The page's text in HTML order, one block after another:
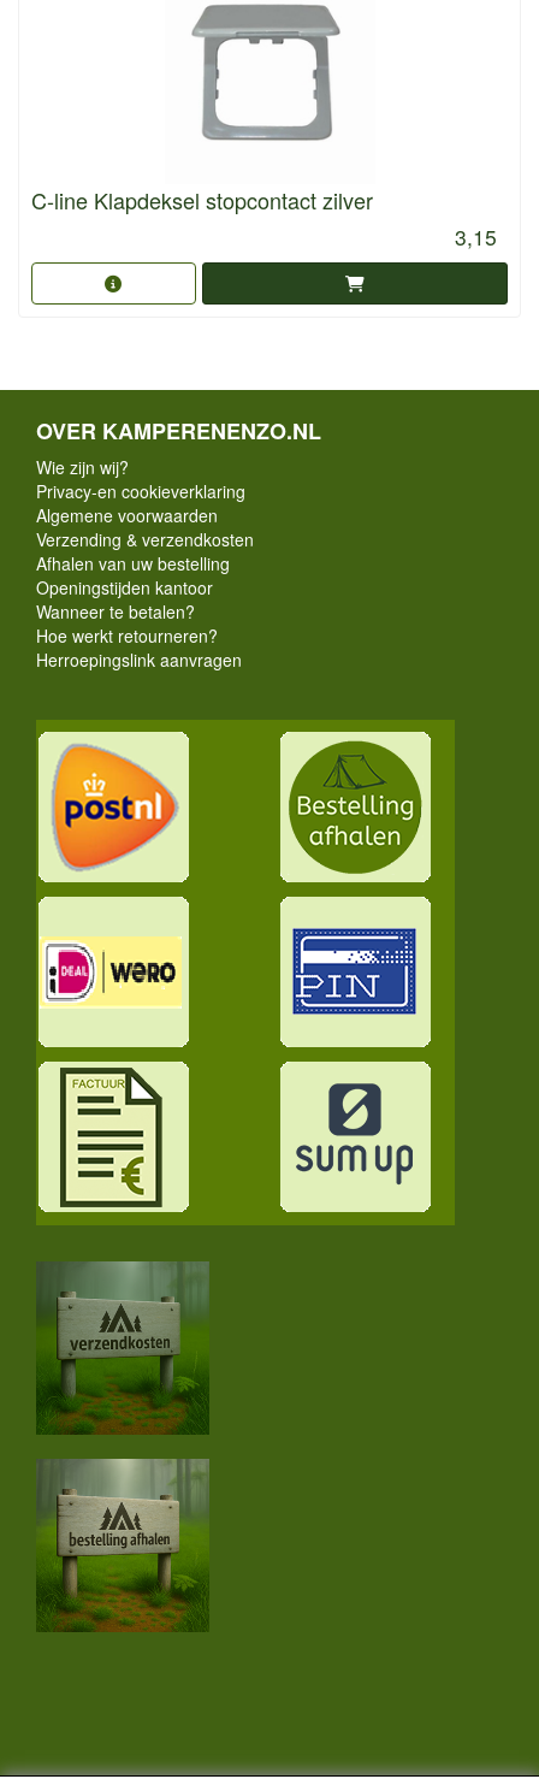
C-line Klapdeksel stopcontact zilver
3,15
OVER KAMPERENENZO.NL
Wie zijn wij?
Privacy-en cookieverklaring
Algemene voorwaarden
Verzending & verzendkosten
Afhalen van uw bestelling
Openingstijden kantoor
Wanneer te betalen?
Hoe werkt retourneren?
Herroepingslink aanvragen